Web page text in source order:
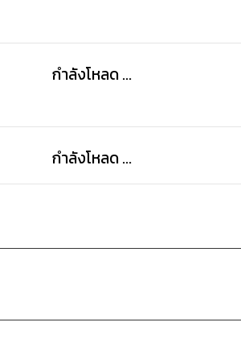
กำลังโหลด ...
กำลังโหลด ...